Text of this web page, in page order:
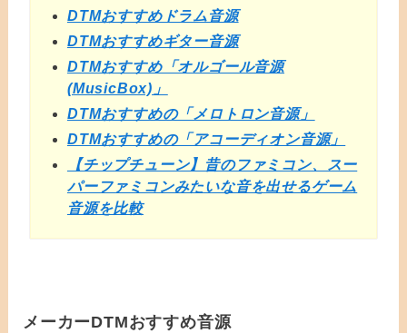
DTMおすすめドラム音源
DTMおすすめギター音源
DTMおすすめ「オルゴール音源
(MusicBox)」
DTMおすすめの「メロトロン音源」
DTMおすすめの「アコーディオン音源」
【チップチューン】昔のファミコン、スー
パーファミコンみたいな音を出せるゲーム
音源を比較
メーカーDTMおすすめ音源